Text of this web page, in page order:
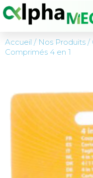
Accueil / Nos Produits /
Comprimés 4 en 1